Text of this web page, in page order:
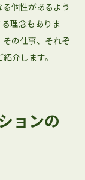
個性があるよう
理念もありま
の仕事、それぞ
介します。
ョンの